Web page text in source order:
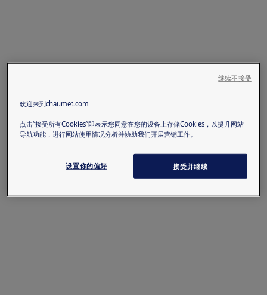
欢迎来到chaumet.com
点击“接受所有Cookies”即表示您同意在您的设备上存储Cookies，以提升网站
导航功能，进行网站使用情况分析并协助我们开展营销工作。
设置你的偏好 接受并继续
继续不接受